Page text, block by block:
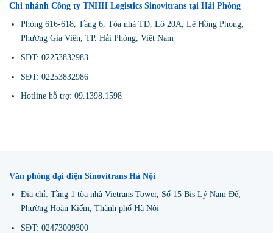
Chi nhánh Công ty TNHH Logistics Sinovitrans tại Hải Phòng
Phòng 616-618, Tầng 6, Tòa nhà TD, Lô 20A, Lê Hồng Phong,
Phường Gia Viên, TP. Hải Phòng, Việt Nam
SĐT: 02253832983
SĐT: 02253832986
Hotline hỗ trợ: 09.1398.1598
Văn phòng đại diện Sinovitrans Hà Nội
Địa chỉ: Tầng 1 tòa nhà Vietrans Tower, Số 15 Bis Lý Nam Đế,
Phường Hoàn Kiếm, Thành phố Hà Nội
SĐT: 02473009300